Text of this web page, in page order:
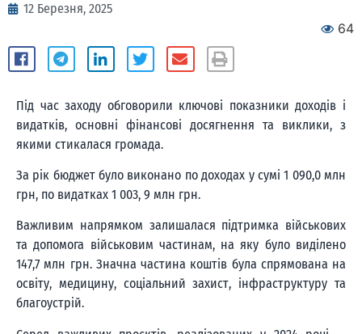
12 Березня, 2025
64
Під час заходу обговорили ключові показники доходів і
видатків, основні фінансові досягнення та виклики, з
якими стикалася громада.
За рік бюджет було виконано по доходах у сумі 1 090,0 млн
грн, по видатках 1 003, 9 млн грн.
Важливим напрямком залишалася підтримка військових
та допомога військовим частинам, на яку було виділено
147,7 млн грн. Значна частина коштів була спрямована на
освіту, медицину, соціальний захист, інфраструктуру та
благоустрій.